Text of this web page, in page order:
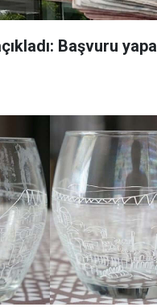
Başvuru